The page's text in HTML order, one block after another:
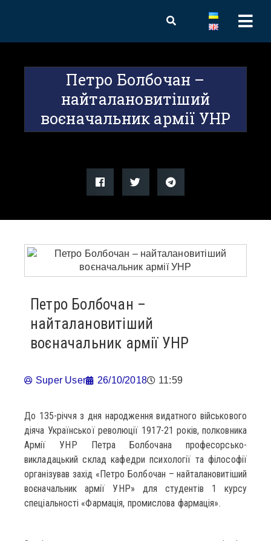
Петро Болбочан –
найталановитіший
воєначальник армії УНР
Петро Болбочан –
найталановитіший
воєначальник армії УНР
Super User 26/10/2018 11:59
До 135-річчя з дня народження видатного військового
діяча Української революції 1917-21 років, полковника
Армії УНР Петра Болбочана професорсько-
викладацький склад кафедри психології та філософії
організував захід «Петро Болбочан – найталановитіший
воєначальник армії УНР» для студентів 1 курсу
спеціальності «Фармація, промислова фармація».